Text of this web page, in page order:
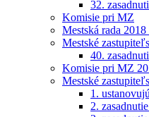
32.
Komisie pri MZ
Mestská rada 2018
Mestské
40.
Komisie pri MZ
Mestské
1.
2.